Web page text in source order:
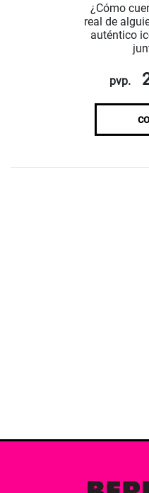
¿Cómo
real de
auténtico
pvp.